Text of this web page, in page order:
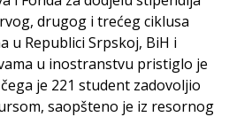
drugog i trećeg ciklusa
u Republici Srpskoj, BiH i
u inostranstvu pristiglo je
je 221 student zadovoljio
saopšteno je iz resornog